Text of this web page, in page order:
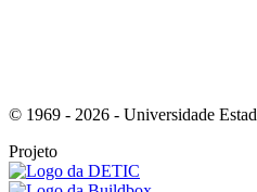
© 1969 - 2026 - Universidade
Projeto